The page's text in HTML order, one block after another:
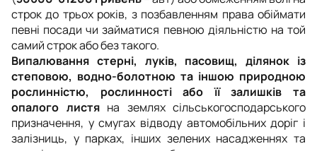
строк до трьох років, з позбавленням права обіймати
певні посади чи займатися певною діяльністю на той
самий строк або без такого.
Випалювання стерні, луків, пасовищ, ділянок із
степовою, водно-болотною та іншою природною
рослинністю, рослинності або її залишків та
опалого листяна землях сільськогосподарського
призначення, у смугах відводу автомобільних доріг і
залізниць, у парках, інших зелених насадженнях та